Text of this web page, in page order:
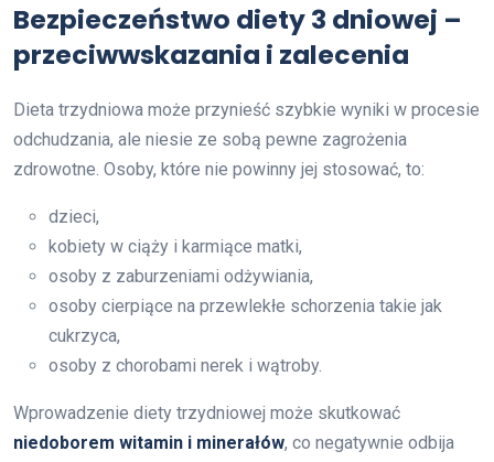
Bezpieczeństwo diety 3 dniowej –
przeciwwskazania i zalecenia
Dieta trzydniowa może przynieść szybkie wyniki w procesie
odchudzania, ale niesie ze sobą pewne zagrożenia
zdrowotne. Osoby, które nie powinny jej stosować, to:
dzieci,
kobiety w ciąży i karmiące matki,
osoby z zaburzeniami odżywiania,
osoby cierpiące na przewlekłe schorzenia takie jak
cukrzyca,
osoby z chorobami nerek i wątroby.
Wprowadzenie diety trzydniowej może skutkować
niedoborem witamin i minerałów, co negatywnie odbija